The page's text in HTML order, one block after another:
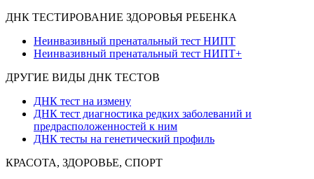
ДНК ТЕСТИРОВАНИЕ ЗДОРОВЬЯ РЕБЕНКА
Неинвазивный пренатальный тест НИПТ
Неинвазивный пренатальный тест НИПТ+
ДРУГИЕ ВИДЫ ДНК ТЕСТОВ
ДНК тест на измену
ДНК тест диагностика редких заболеваний и
предрасположенностей к ним
ДНК тесты на генетический профиль
КРАСОТА, ЗДОРОВЬЕ, СПОРТ